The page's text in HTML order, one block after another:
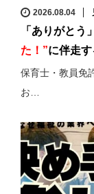
2026.08.04
「ありがとう
た！”に伴走す
保育士・教員免
お…